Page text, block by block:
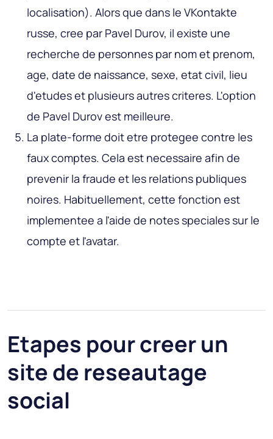
localisation). Alors que dans le VKontakte
russe, cree par Pavel Durov, il existe une
recherche de personnes par nom et prenom,
age, date de naissance, sexe, etat civil, lieu
d'etudes et plusieurs autres criteres. L'option
de Pavel Durov est meilleure.
La plate-forme doit etre protegee contre les
faux comptes. Cela est necessaire afin de
prevenir la fraude et les relations publiques
noires. Habituellement, cette fonction est
implementee a l'aide de notes speciales sur le
compte et l'avatar.
Etapes pour creer un
site de reseautage
social